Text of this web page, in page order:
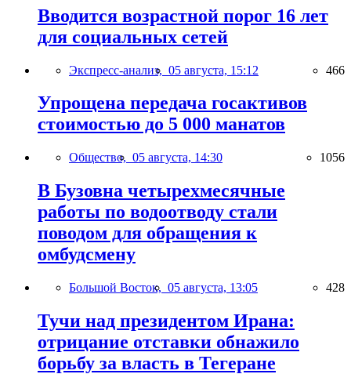
Вводится возрастной порог 16 лет
для социальных сетей
Экспресс-анализ, 05 августа, 15:12 466
Упрощена передача госактивов
стоимостью до 5 000 манатов
Общество, 05 августа, 14:30 1056
В Бузовна четырехмесячные
работы по водоотводу стали
поводом для обращения к
омбудсмену
Большой Восток, 05 августа, 13:05 428
Тучи над президентом Ирана:
отрицание отставки обнажило
борьбу за власть в Тегеране